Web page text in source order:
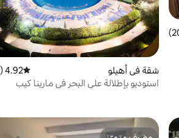
شقة في أهيلو متوسط التقييم
4.92 (38)
استوديو بإطلالة على البحر في مارينا كيب